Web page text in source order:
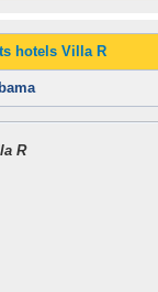
hotels Villa R
R